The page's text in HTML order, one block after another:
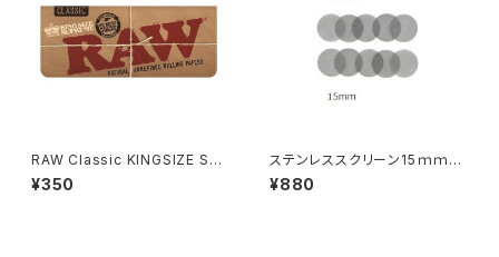
RAW Classic KINGSIZE Sup
reme
¥350
ステンレススクリーン15ｍｍ
ⅹ50枚入り
¥880